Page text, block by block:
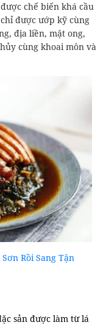
chế biến khá cầu
được ướp kỹ cùng
địa liền, mật ong,
cùng khoai môn và
Rồi Sang Tận
sản được làm từ lá